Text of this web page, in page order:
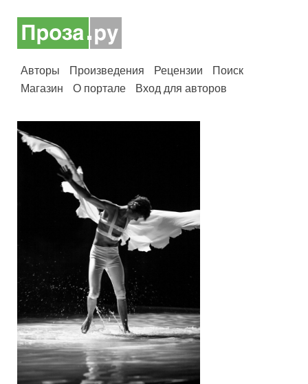
Авторы Произведения Рецензии
Поиск
Магазин
О портале Вход для авторов